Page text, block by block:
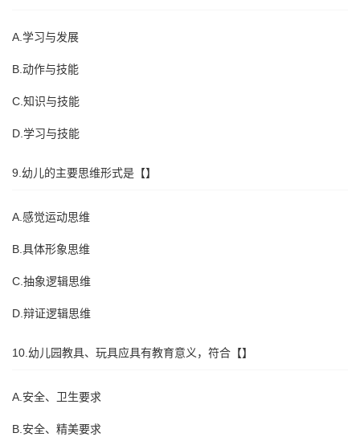
A.学习与发展
B.动作与技能
C.知识与技能
D.学习与技能
9.幼儿的主要思维形式是【】
A.感觉运动思维
B.具体形象思维
C.抽象逻辑思维
D.辩证逻辑思维
10.幼儿园教具、玩具应具有教育意义，符合【】
A.安全、卫生要求
B.安全、精美要求